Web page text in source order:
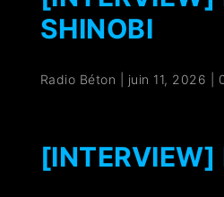
SHINOBI
Radio Béton juin 11, 2026
[INTERVIEW]